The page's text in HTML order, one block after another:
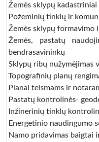
Žemės sklypų kadastriniai
Požeminių tinklų ir
Žemės sklypų formavimo
Žemės, pastatų
bendrasavininkų
Sklypų ribų nužymėjimas
Topografinių planų
Planai teismams ir
Pastatų kontrolinės-
Inžinerinių tinklų
Energetinio naudingumo
Namo pridavimas baigtai